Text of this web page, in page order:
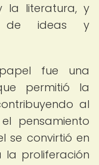
la literatura, y
de ideas y
fue una
permitió la
al
pensamiento
se convirtió en
proliferación